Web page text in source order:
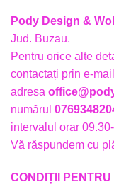
Pody Design &
Jud. Buzau.
Pentru orice alte
contactați prin e-
adresa
numărul
intervalul orar
Vă răspundem cu
CONDIȚII